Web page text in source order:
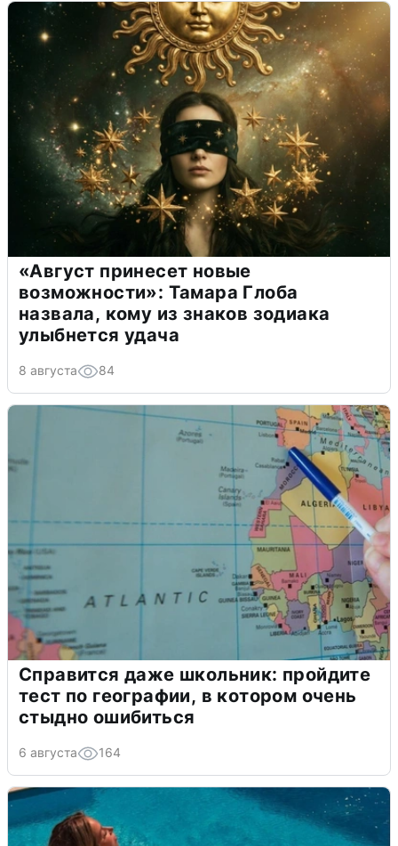
«Август принесет новые
возможности»: Тамара Глоба
назвала, кому из знаков зодиака
улыбнется удача
8 августа 84
Справится даже школьник: пройдите
тест по географии, в котором очень
стыдно ошибиться
6 августа 164